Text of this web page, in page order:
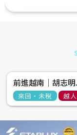
前進越南│胡志明
來回‧未稅 越